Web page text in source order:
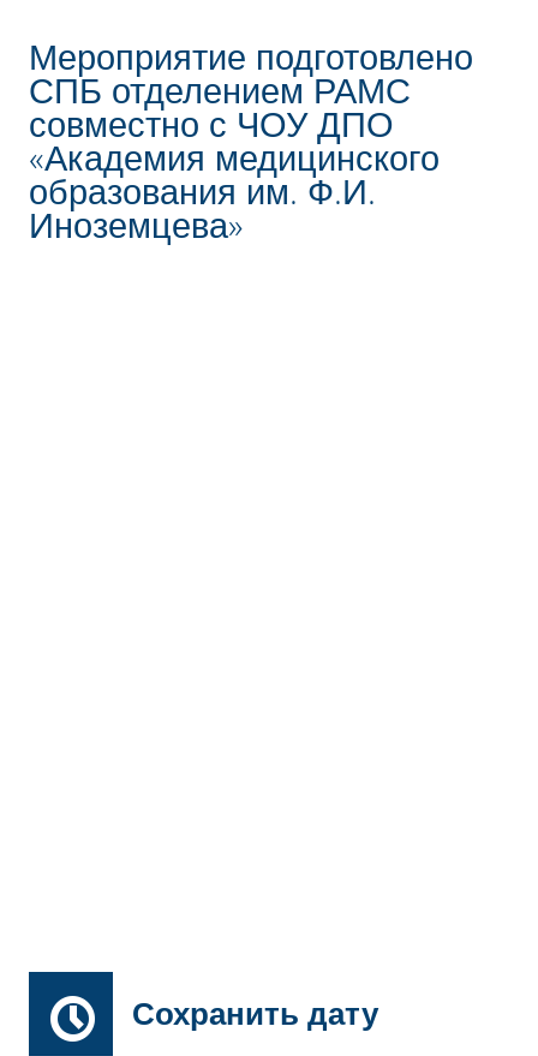
Мероприятие подготовлено
СПБ отделением РАМС
совместно с ЧОУ ДПО
«Академия медицинского
образования им. Ф.И.
Иноземцева»
Сохранить дату